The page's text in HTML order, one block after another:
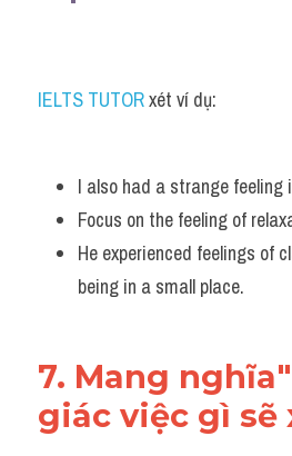
IELTS TUTOR xét ví dụ:
I also had a strange feeling
Focus on the feeling of
He experienced feelings of
being in a small place.
7. Mang
giác việc gì sẽ